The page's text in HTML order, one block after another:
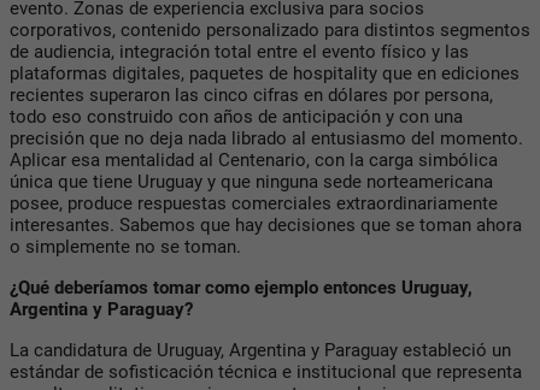
evento. Zonas de experiencia exclusiva para socios
corporativos, contenido personalizado para distintos segmentos
de audiencia, integración total entre el evento físico y las
plataformas digitales, paquetes de hospitality que en ediciones
recientes superaron las cinco cifras en dólares por persona,
todo eso construido con años de anticipación y con una
precisión que no deja nada librado al entusiasmo del momento.
Aplicar esa mentalidad al Centenario, con la carga simbólica
única que tiene Uruguay y que ninguna sede norteamericana
posee, produce respuestas comerciales extraordinariamente
interesantes. Sabemos que hay decisiones que se toman ahora
o simplemente no se toman.
¿Qué deberíamos tomar como ejemplo entonces Uruguay,
Argentina y Paraguay?
La candidatura de Uruguay, Argentina y Paraguay estableció un
estándar de sofisticación técnica e institucional que representa